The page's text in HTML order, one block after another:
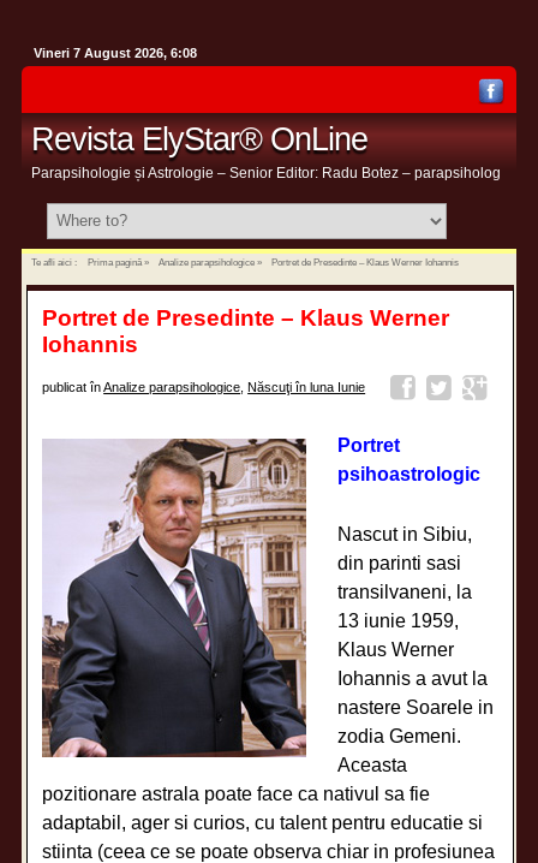
Vineri 7 August 2026, 6:08
Revista ElyStar® OnLine
Parapsihologie și Astrologie – Senior Editor: Radu Botez – parapsiholog
Te afli aici : Prima pagină» Analize parapsihologice» Portret de Presedinte – Klaus Werner Iohannis
Portret de Presedinte – Klaus Werner
Iohannis
publicat înAnalize parapsihologice ,Născuţi în luna Iunie
Portret
psihoastrologic
Nascut in Sibiu,
din parinti sasi
transilvaneni, la
13 iunie 1959,
Klaus Werner
Iohannis a avut la
nastere Soarele in
zodia Gemeni.
Aceasta
pozitionare astrala poate face ca nativul sa fie
adaptabil, ager si curios, cu talent pentru educatie si
stiinta (ceea ce se poate observa chiar in profesiunea